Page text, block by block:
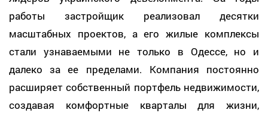
работы застройщик реализовал десятки
масштабных проектов, а его жилые комплексы
стали узнаваемыми не только в Одессе, но и
далеко за ее пределами. Компания постоянно
расширяет собственный портфель недвижимости,
создавая комфортные кварталы для жизни,